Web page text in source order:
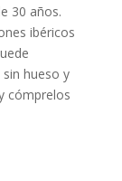
30 años.
ibéricos
hueso y
cómprelos